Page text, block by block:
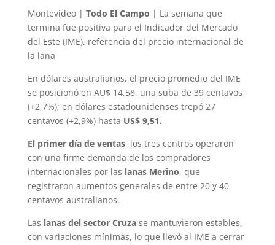
Montevideo | Todo El Campo | La semana que
termina fue positiva para el Indicador del Mercado
del Este (IME), referencia del precio internacional de
la lana
En dólares australianos, el precio promedio del IME
se posicionó en AU$ 14,58, una suba de 39 centavos
(+2,7%); en dólares estadounidenses trepó 27
centavos (+2,9%) hasta US$ 9,51.
El primer día de ventas, los tres centros operaron
con una firme demanda de los compradores
internacionales por las lanas Merino, que
registraron aumentos generales de entre 20 y 40
centavos australianos.
Las lanas del sector Cruzase mantuvieron estables,
con variaciones mínimas, lo que llevó al IME a cerrar